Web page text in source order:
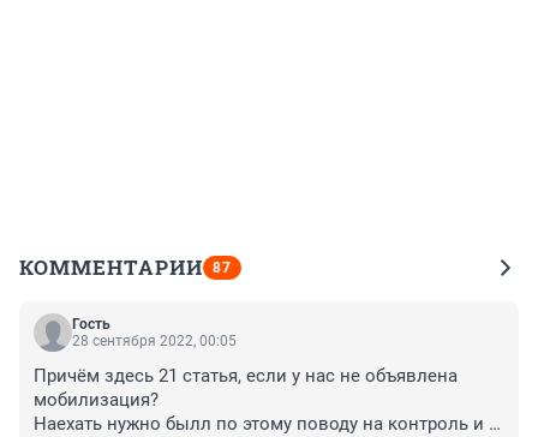
КОММЕНТАРИИ 87
Гость
28 сентября 2022, 00:05
Причём здесь 21 статья, если у нас не объявлена
мобилизация?
Наехать нужно былл по этому поводу на контроль и